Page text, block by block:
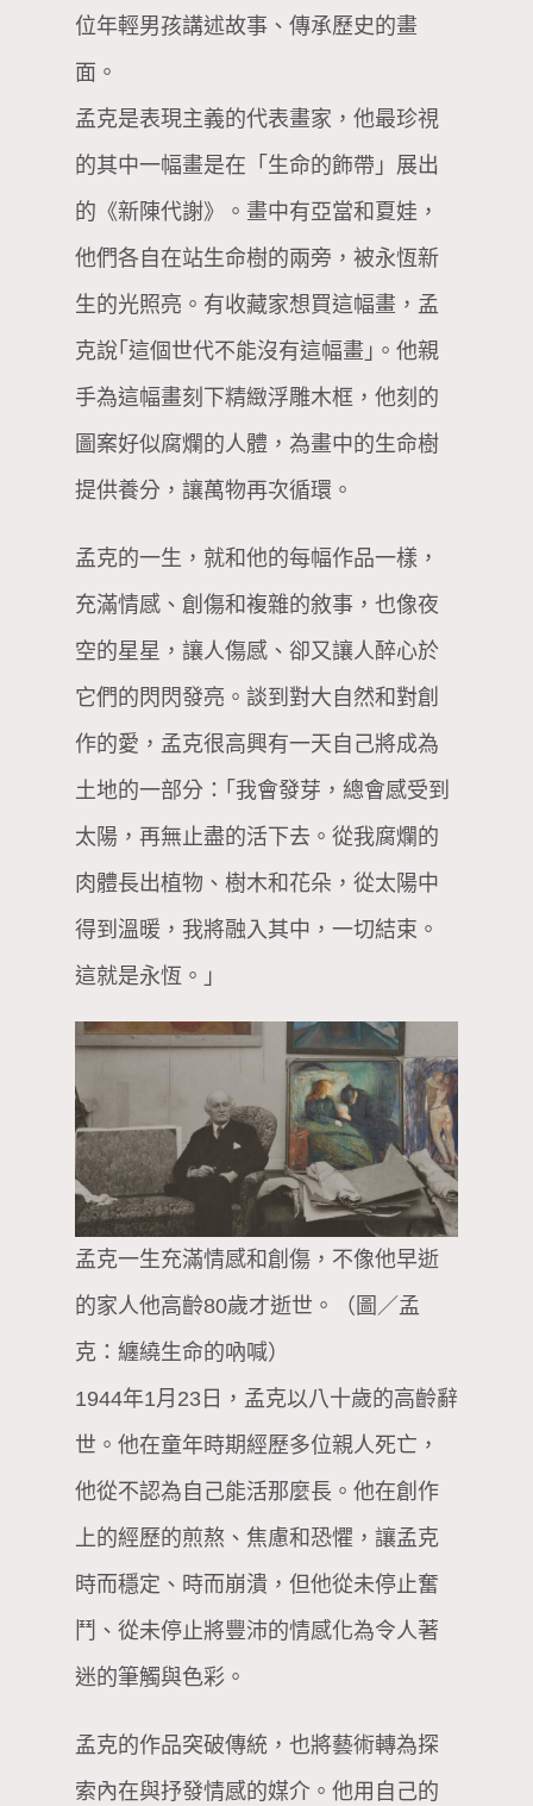
位年輕男孩講述故事、傳承歷史的畫
面。
孟克是表現主義的代表畫家，他最珍視
的其中一幅畫是在「生命的飾帶」展出
的《新陳代謝》。畫中有亞當和夏娃，
他們各自在站生命樹的兩旁，被永恆新
生的光照亮。有收藏家想買這幅畫，孟
克說｢這個世代不能沒有這幅畫｣。他親
手為這幅畫刻下精緻浮雕木框，他刻的
圖案好似腐爛的人體，為畫中的生命樹
提供養分，讓萬物再次循環。
孟克的一生，就和他的每幅作品一樣，
充滿情感、創傷和複雜的敘事，也像夜
空的星星，讓人傷感、卻又讓人醉心於
它們的閃閃發亮。談到對大自然和對創
作的愛，孟克很高興有一天自己將成為
土地的一部分：｢我會發芽，總會感受到
太陽，再無止盡的活下去。從我腐爛的
肉體長出植物、樹木和花朵，從太陽中
得到溫暖，我將融入其中，一切結束。
這就是永恆。｣
孟克一生充滿情感和創傷，不像他早逝
的家人他高齡80歲才逝世。（圖／孟
克：纏繞生命的吶喊）
1944年1月23日，孟克以八十歲的高齡辭
世。他在童年時期經歷多位親人死亡，
他從不認為自己能活那麼長。他在創作
上的經歷的煎熬、焦慮和恐懼，讓孟克
時而穩定、時而崩潰，但他從未停止奮
鬥、從未停止將豐沛的情感化為令人著
迷的筆觸與色彩。
孟克的作品突破傳統，也將藝術轉為探
索內在與抒發情感的媒介。他用自己的